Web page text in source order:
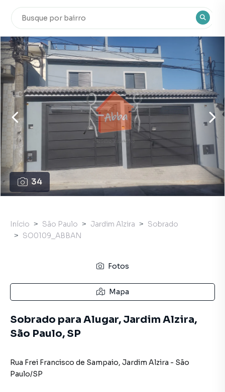
34
Início São Paulo Jardim Alzira
Sobrado
SO0109_ABBAN
Fotos
Mapa
Sobrado para Alugar, Jardim Alzira,
São Paulo, SP
Rua Frei Francisco de Sampaio, Jardim Alzira - São
Paulo/SP